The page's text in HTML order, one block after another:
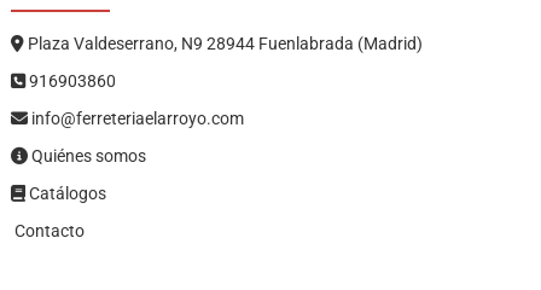
Plaza Valdeserrano, N9 28944 Fuenlabrada (Madrid)
916903860
info@ferreteriaelarroyo.com
Quiénes somos
Catálogos
Contacto